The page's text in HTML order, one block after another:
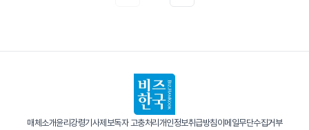
매체소개윤리강령기사제보독자 고충처리 개인정보취급방침이메일무단수집거부